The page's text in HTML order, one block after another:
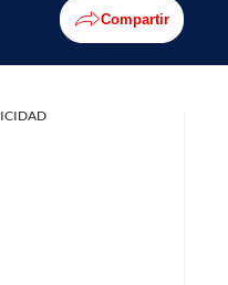
Compartir